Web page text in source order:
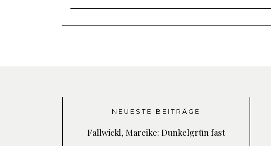
NEUESTE BEITRÄGE
Fallwickl, Mareike: Dunkelgrün fast